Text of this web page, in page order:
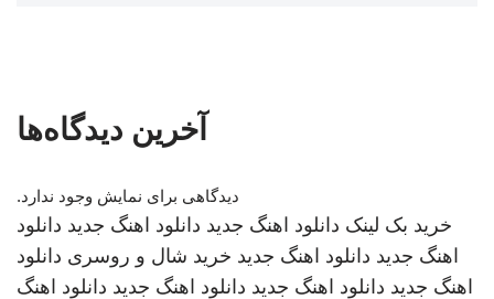
آخرین دیدگاه‌ها
دیدگاهی برای نمایش وجود ندارد.
خرید بک لینک دانلود اهنگ جدید دانلود اهنگ جدید دانلود
اهنگ جدید دانلود اهنگ جدید خرید شال و روسری دانلود
اهنگ جدید دانلود اهنگ جدید دانلود اهنگ جدید دانلود اهنگ